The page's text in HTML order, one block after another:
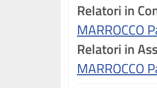
Relatori in
MARROCCO
Relatori in
MARROCCO